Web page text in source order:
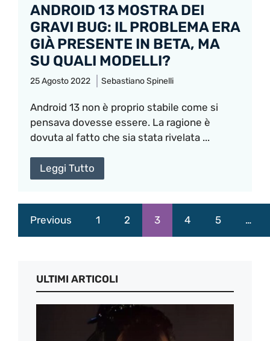
ANDROID 13 MOSTRA DEI
GRAVI BUG: IL PROBLEMA ERA
GIÀ PRESENTE IN BETA, MA
SU QUALI MODELLI?
25 Agosto 2022 Sebastiano Spinelli
Android 13 non è proprio stabile come si
pensava dovesse essere. La ragione è
dovuta al fatto che sia stata rivelata ...
Leggi Tutto
Previous 1 2 3 4 5 …
ULTIMI ARTICOLI